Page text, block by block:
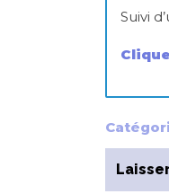
Suivi